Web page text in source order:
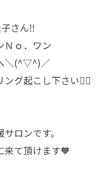
さん‼️
Ｎｏ．ワン
＼(^▽^)／
グ起こし下さい🙇‍♀️
ロンです。
来て頂けます🧡